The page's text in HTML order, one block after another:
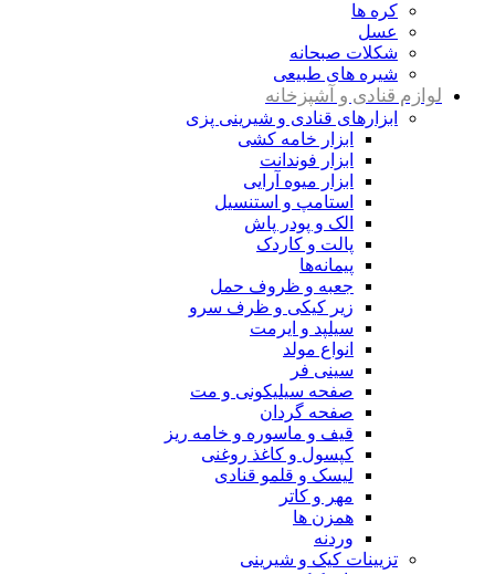
کره ها
عسل
شکلات صبحانه
شیره های طبیعی
لوازم قنادی و آشپزخانه
ابزارهای قنادی و شیرینی پزی
ابزار خامه کشی
ابزار فوندانت
ابزار میوه آرایی
استامپ و استنسیل
الک و پودر پاش
پالت و کاردک
پیمانه‌ها
جعبه و ظروف حمل
زیر کیکی و ظرف سرو
سیلپد و ایرمت
انواع مولد
سینی فر
صفحه سیلیکونی و مت
صفحه گردان
قیف و ماسوره و خامه ریز
کپسول و کاغذ روغنی
لیسک و قلمو قنادی
مهر و کاتر
همزن ها
وردنه
تزیینات کیک و شیرینی